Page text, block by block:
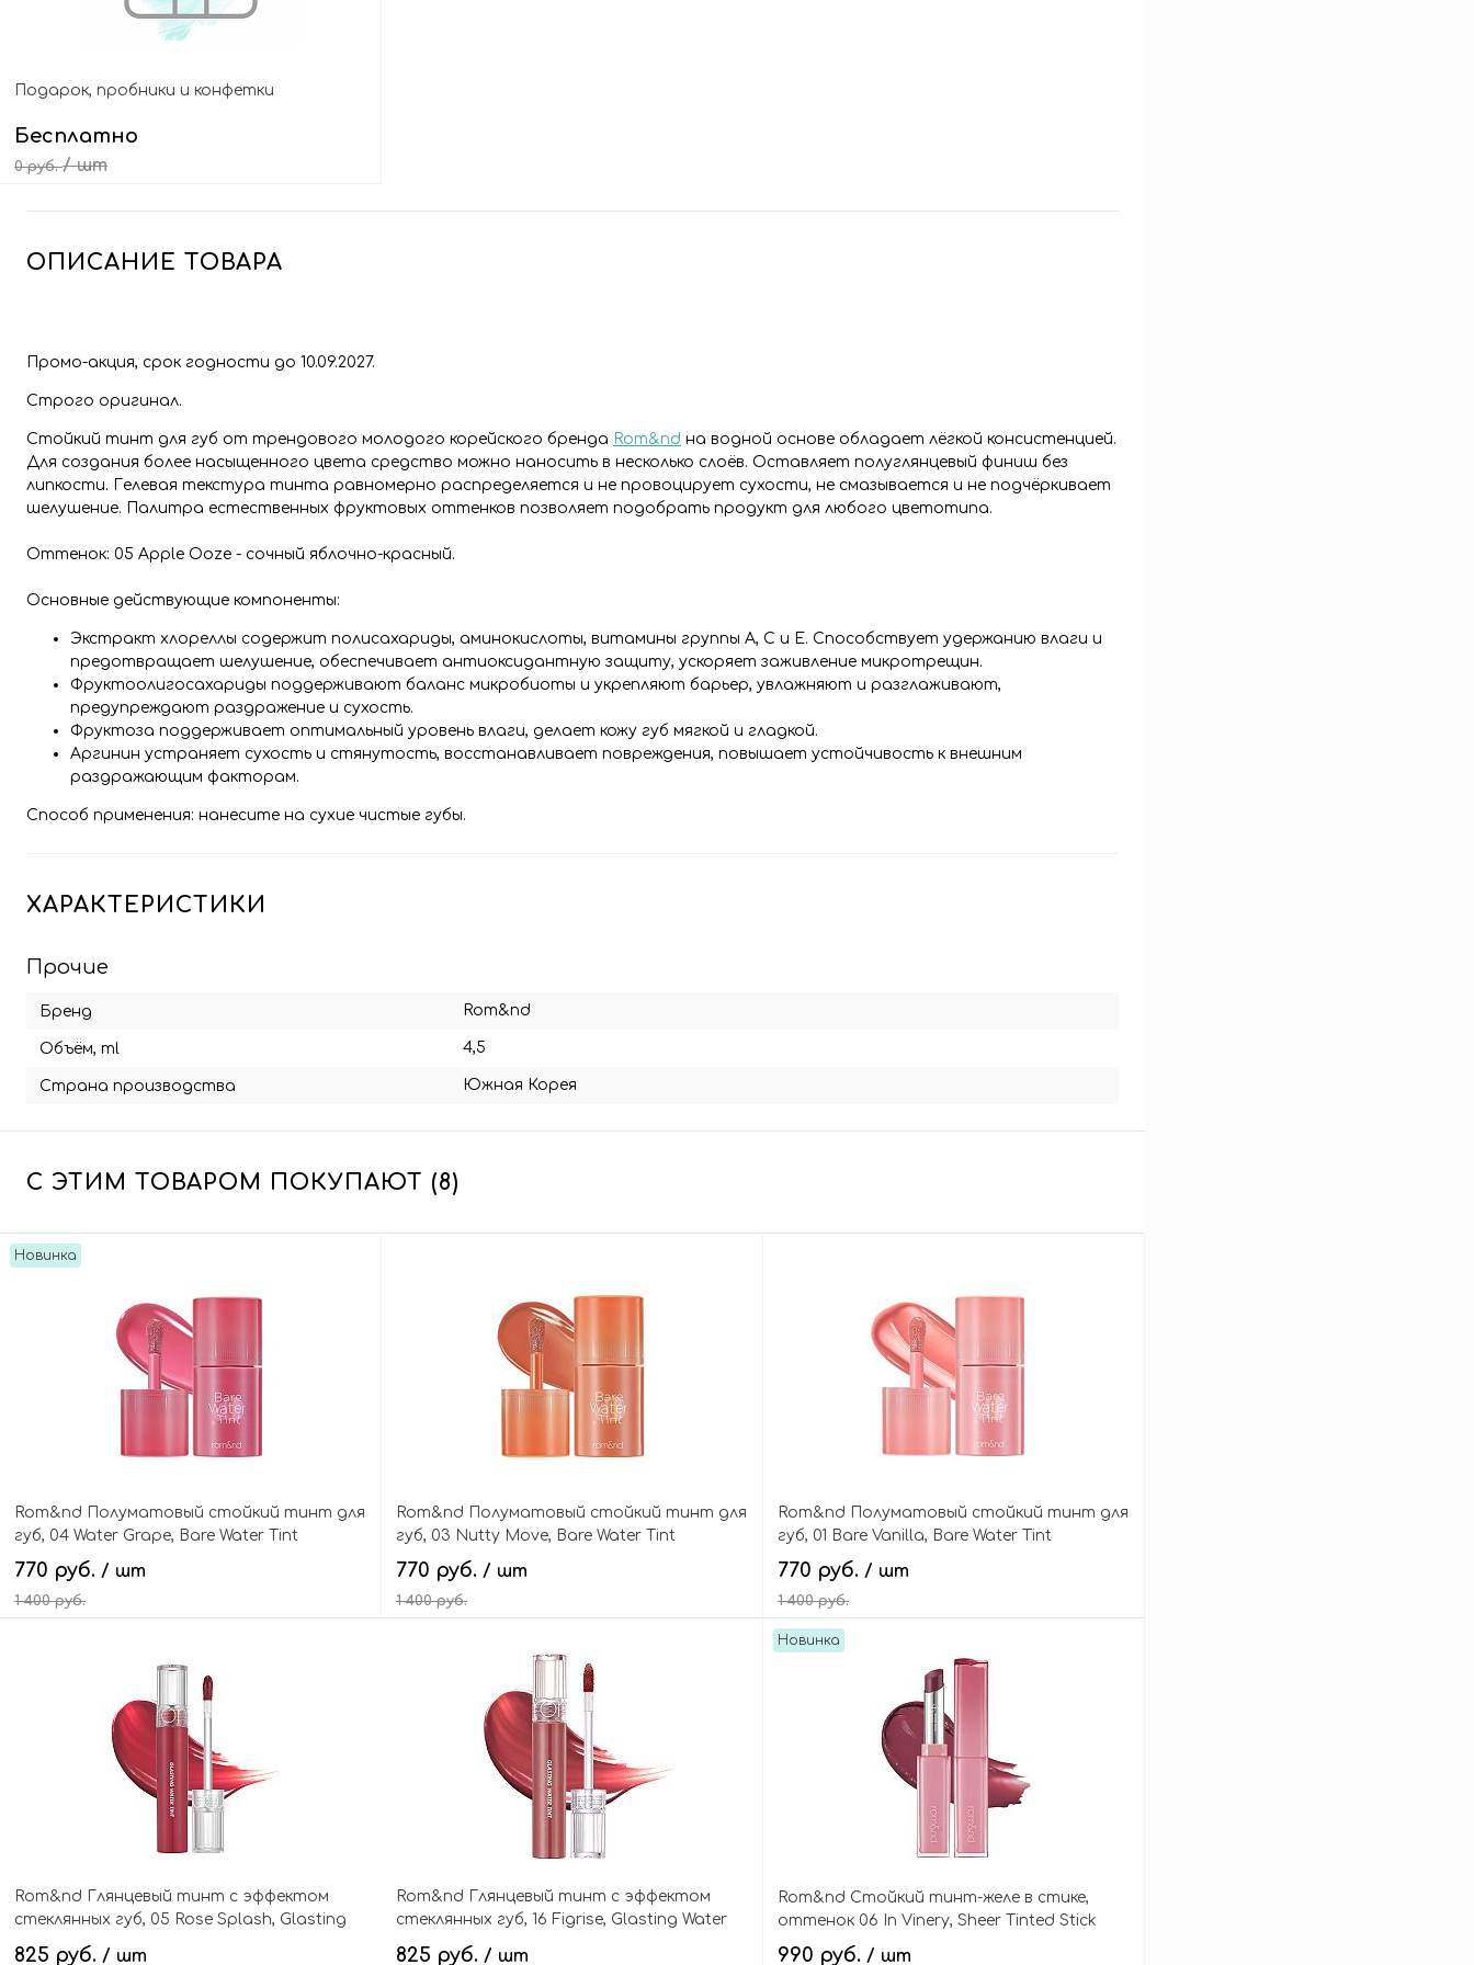
Подарок, пробники и конфетки
Бесплатно
0 руб./ шт
ОПИСАНИЕ ТОВАРА
Промо-акция, срок годности до 10.09.2027.
Строго оригинал.
Стойкий тинт для губ от трендового молодого корейского бренда Rom&nd на водной основе обладает лёгкой консистенцией.
Для создания более насыщенного цвета средство можно наносить в несколько слоёв. Оставляет полуглянцевый финиш без
липкости. Гелевая текстура тинта равномерно распределяется и не провоцирует сухости, не смазывается и не подчёркивает
шелушение. Палитра естественных фруктовых оттенков позволяет подобрать продукт для любого цветотипа.
Оттенок: 05 Apple Ooze - сочный яблочно-красный.
Основные действующие компоненты:
Экстракт хлореллы содержит полисахариды, аминокислоты, витамины группы A, C и Е. Способствует удержанию влаги и
предотвращает шелушение, обеспечивает антиоксидантную защиту, ускоряет заживление микротрещин.
Фруктоолигосахариды поддерживают баланс микробиоты и укрепляют барьер, увлажняют и разглаживают,
предупреждают раздражение и сухость.
Фруктоза поддерживает оптимальный уровень влаги, делает кожу губ мягкой и гладкой.
Аргинин устраняет сухость и стянутость, восстанавливает повреждения, повышает устойчивость к внешним
раздражающим факторам.
Способ применения: нанесите на сухие чистые губы.
ХАРАКТЕРИСТИКИ
Прочие
Бренд Rom&nd
Объём, ml 4,5
Страна производства Южная Корея
С ЭТИМ ТОВАРОМ ПОКУПАЮТ (8)
Новинка
Rom&nd Полуматовый стойкий тинт для
губ, 04 Water Grape, Bare Water Tint
770 руб. / шт
1 400 руб.
В корзину
Rom&nd Полуматовый стойкий тинт для
губ, 03 Nutty Move, Bare Water Tint
770 руб. / шт
1 400 руб.
В корзину
Rom&nd Полуматовый стойкий тинт для
губ, 01 Bare Vanilla, Bare Water Tint
770 руб. / шт
1 400 руб.
В корзину
Rom&nd Глянцевый тинт с эффектом
стеклянных губ, 05 Rose Splash, Glasting
Water Tint
825 руб. / шт
Rom&nd Глянцевый тинт с эффектом
стеклянных губ, 16 Figrise, Glasting Water
Tint
825 руб. / шт
Новинка
Rom&nd Стойкий тинт-желе в стике,
оттенок 06 In Vinery, Sheer Tinted Stick
990 руб. / шт